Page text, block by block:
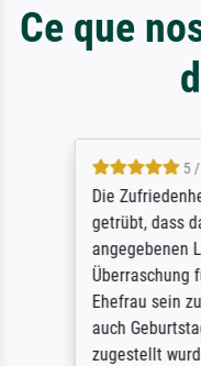
Ce que
5
Die
getrübt, dass
angegebenen
Überraschung
Ehefrau sein
auch
zugestellt